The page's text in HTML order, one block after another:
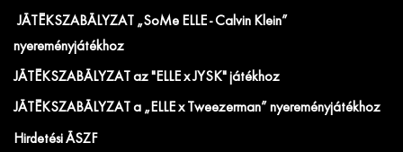
JÁTÉKSZABÁLYZAT „SoMe ELLE - Calvin Klein”
nyereményjátékhoz
JÁTÉKSZABÁLYZAT az "ELLE x JYSK" játékhoz
JÁTÉKSZABÁLYZAT a „ELLE x Tweezerman” nyereményjátékhoz
Hirdetési ÁSZF